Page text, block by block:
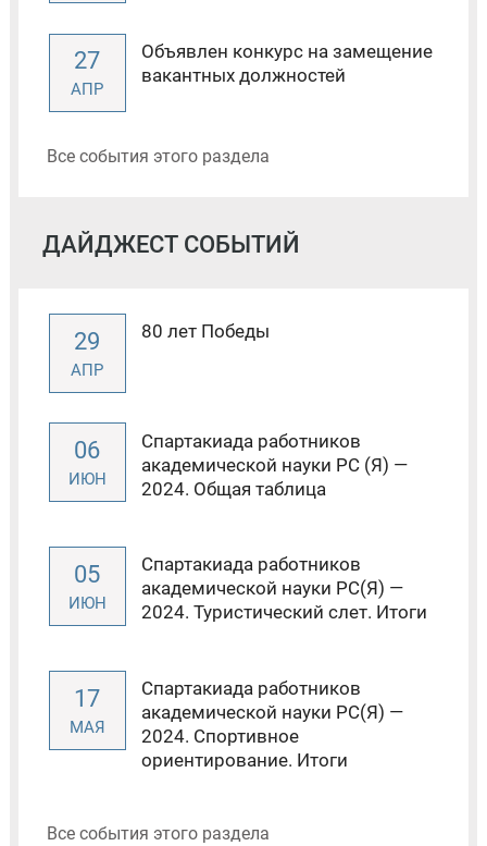
27
АПР
Объявлен конкурс на замещение
вакантных должностей
Все события этого раздела
ДАЙДЖЕСТ СОБЫТИЙ
29
АПР
80 лет Победы
06
ИЮН
Спартакиада работников
академической науки РС (Я) —
2024. Общая таблица
05
ИЮН
Спартакиада работников
академической науки РС(Я) —
2024. Туристический слет. Итоги
17
МАЯ
Спартакиада работников
академической науки РС(Я) —
2024. Спортивное
ориентирование. Итоги
Все события этого раздела